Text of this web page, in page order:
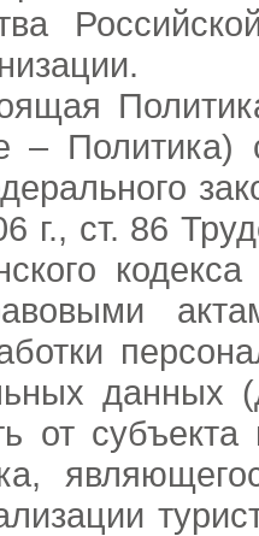
– Политика)
г., ст. 86
данных
от